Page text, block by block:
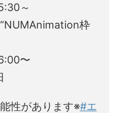
～
枠
〜
性があります※#エ